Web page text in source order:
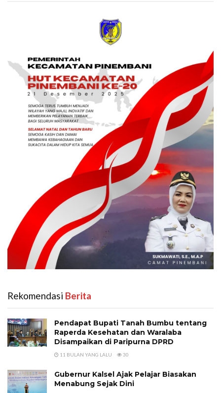
Rekomendasi ‎ Berita
Pendapat Bupati Tanah Bumbu tentang
Raperda Kesehatan dan Waralaba
Disampaikan di Paripurna DPRD
11 BULAN YANG LALU 30
Gubernur Kalsel Ajak Pelajar Biasakan
Menabung Sejak Dini